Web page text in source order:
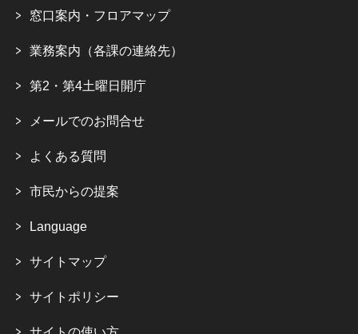
窓口案内・フロアマップ
業務案内（各課の連絡先）
第2・第4土曜日開庁
メールでのお問合せ
よくある質問
市民からの提案
Language
サイトマップ
サイトポリシー